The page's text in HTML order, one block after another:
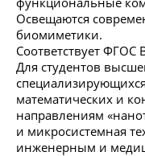
Освещаются
биомиметики.
Соответствует ФГОС
Для студентов
математических и
направлениям
и микросистемная
инженерным и